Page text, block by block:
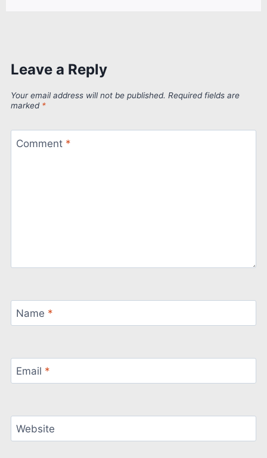
Leave a Reply
Your email address will not be published. Required fields are
marked *
Comment *
Name *
Email *
Website